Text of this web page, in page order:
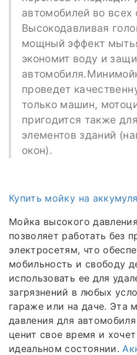
автомобилей во всех
Высокодавливая
мощный эффект
экономит воду и
проведет
только машин,
пригодится также
элементов зданий
окон).
Купить мойку на
Мойка высокого
позволяет работать без
электросетям, что
мобильность и свободу
использовать ее для
загрязнений в любых
гараже или на даче. Эта
давления для
ценит свое время и
идеальном состоянии.